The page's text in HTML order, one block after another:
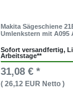
Makita Sägeschiene
Umlenkstern mit A095
Sofort versandfertig,
Arbeitstage**
31,08 € *
( 26,12 EUR Netto )